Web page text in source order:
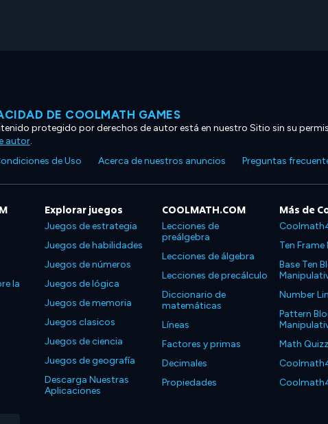
DE COOLMATH GAMES
protegido por derechos de autor está en nuestro Sitio sin su
autor.
de Uso Acerca de nuestros anuncios Preguntas
la
Explorar juegos
Juegos de estrategia
Juegos de habilidades
Juegos de números
Juegos de lógica
Juegos de memoria
Juegos clasicos
Juegos de ciencia
Juegos de geografía
Descarga Nuestras
Aplicaciones
COOLMATH.COM
Lecciones de
preálgebra
Lecciones de álgebra
Lecciones de precálculo
Diccionario de
matemáticas
Líneas
Factores y primas
Decimales
Propiedades
Más de
Ten
Base Ten
Number
Pattern
Math